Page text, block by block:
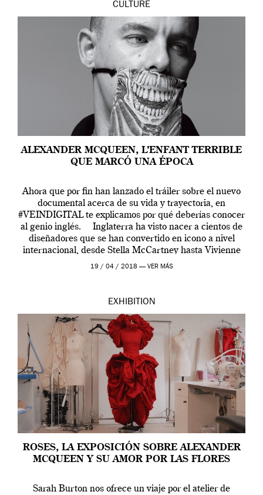
CULTURE
ALEXANDER MCQUEEN, L’ENFANT TERRIBLE
QUE MARCÓ UNA ÉPOCA
Ahora que por fin han lanzado el tráiler sobre el nuevo
documental acerca de su vida y trayectoria, en
#VEINDIGITAL te explicamos por qué deberías conocer
al genio inglés. Inglaterra ha visto nacer a cientos de
diseñadores que se han convertido en icono a nivel
internacional, desde Stella McCartney hasta Vivienne
Westwood pasando […]
19 / 04 / 2018 — VER MÁS
EXHIBITION
ROSES, LA EXPOSICIÓN SOBRE ALEXANDER
MCQUEEN Y SU AMOR POR LAS FLORES
Sarah Burton nos ofrece un viaje por el atelier de